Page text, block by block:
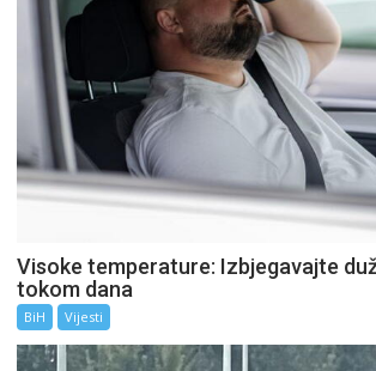
Visoke temperature: Izbjegavajte
tokom dana
BiH Vijesti